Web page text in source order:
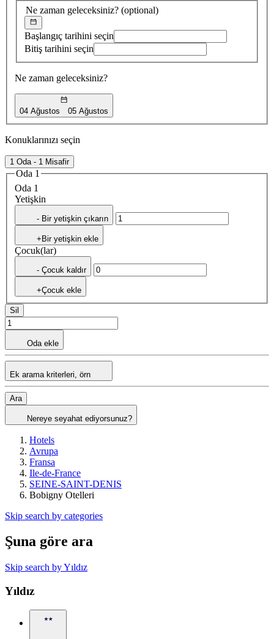
Ne zaman geleceksiniz? (optional)
Başlangıç tarihini seçin
Bitiş tarihini seçin
Ne zaman geleceksiniz?
04 Ağustos 05 Ağustos
Konuklarınızı seçin
1 Oda - 1 Misafir
Oda 1
Oda 1
Yetişkin
- Bir yetişkin çıkarın
+Bir yetişkin ekle
Çocuk(lar)
- Çocuk kaldır
+Çocuk ekle
Sil
Oda ekle
Ek arama kriterleri, örn
Ara
Nereye seyahat ediyorsunuz?
Hotels
Avrupa
Fransa
Ile-de-France
SEINE-SAINT-DENIS
Bobigny Otelleri
Skip search by categories
Şuna göre ara
Skip search by Yıldız
Yıldız